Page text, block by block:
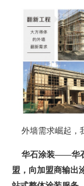
外墙需求崛起，
华石涂装——华石
盟，向加盟商输出